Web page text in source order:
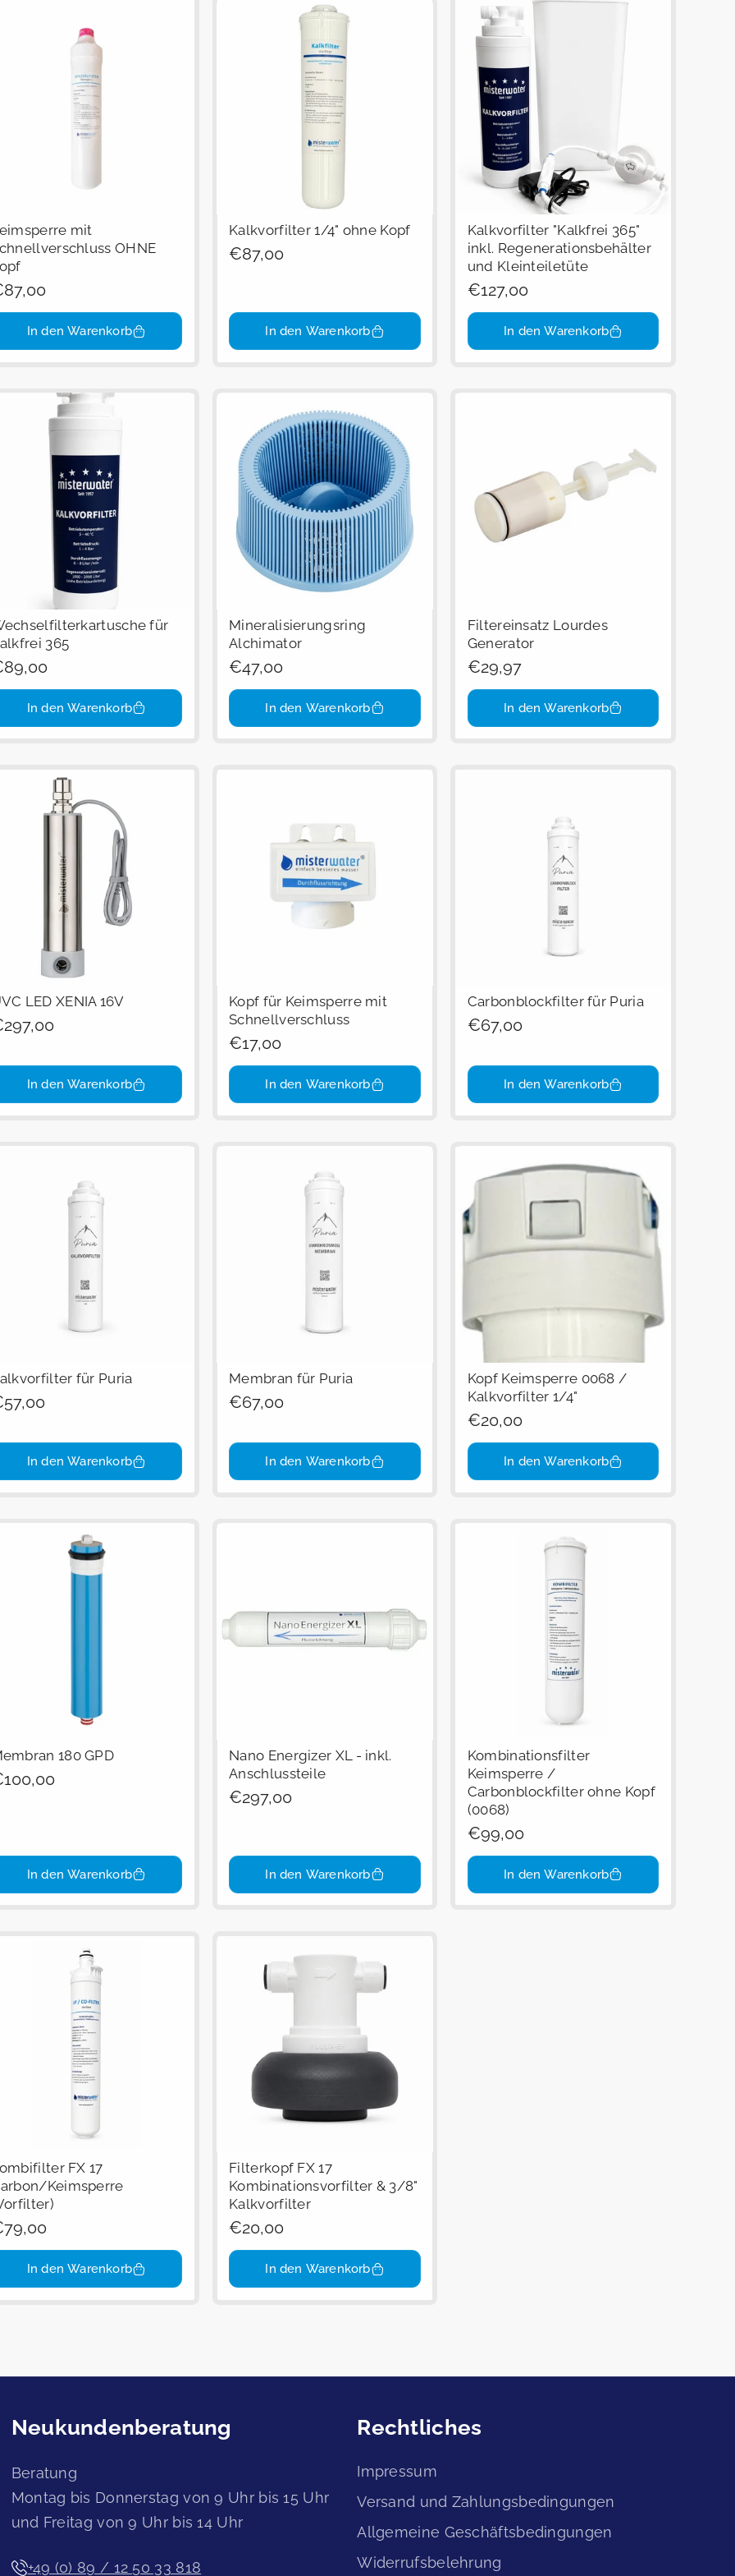
mit
OHNE
In den Warenkorb
Kalkvorfilter 1/4" ohne Kopf
Regulärer
€87,00
In den Warenkorb
Kalkvorfilter "Kalkfrei 365"
inkl. Regenerationsbehälter
und Kleinteiletüte
Regulärer
Preis
€127,00
In den Warenkorb
für
365
In den Warenkorb
Mineralisierungsring
Alchimator
Regulärer
Preis
€47,00
In den Warenkorb
Filtereinsatz Lourdes
Generator
Regulärer
Preis
€29,97
In den Warenkorb
LED XENIA 16V
In den Warenkorb
Kopf für Keimsperre mit
Schnellverschluss
Regulärer
Preis
€17,00
In den Warenkorb
Carbonblockfilter für Puria
Regulärer
€67,00
In den Warenkorb
für Puria
In den Warenkorb
Membran für Puria
Regulärer
€67,00
In den Warenkorb
Kopf Keimsperre 0068 /
Kalkvorfilter 1/4"
Regulärer
Preis
€20,00
In den Warenkorb
180 GPD
In den Warenkorb
Nano Energizer XL - inkl.
Anschlussteile
Regulärer
€297,00
In den Warenkorb
Kombinationsfilter
Keimsperre /
Carbonblockfilter ohne Kopf
(0068)
Regulärer
Preis
€99,00
In den Warenkorb
FX 17
Keimsperre
In den Warenkorb
Filterkopf FX 17
Kombinationsvorfilter & 3/8"
Kalkvorfilter
Regulärer
Preis
€20,00
In den Warenkorb
Neukundenberatung
Beratung
Montag bis Donnerstag von 9 Uhr bis 15 Uhr
und Freitag von 9 Uhr bis 14 Uhr
+49 (0) 89 / 12 50 33 818
Rechtliches
Impressum
Versand und Zahlungsbedingungen
Allgemeine Geschäftsbedingungen
Widerrufsbelehrung